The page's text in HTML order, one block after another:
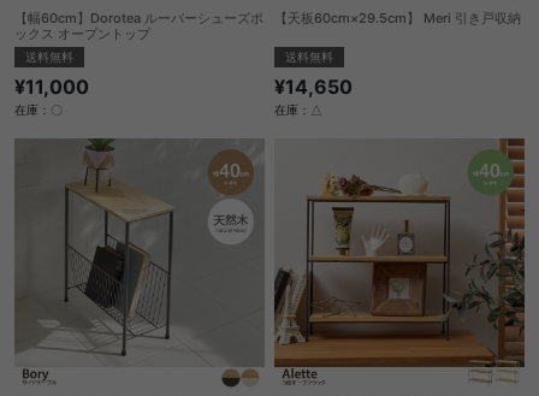
【幅60cm】Dorotea ルーバーシューズボ
ックス オープントップ
送料無料
¥11,000
在庫：〇
【天板60cm×29.5cm】 Meri 引き戸収納
送料無料
¥14,650
在庫：△